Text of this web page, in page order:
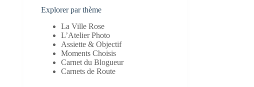
Explorer par thème
La Ville Rose
L’Atelier Photo
Assiette & Objectif
Moments Choisis
Carnet du Blogueur
Carnets de Route